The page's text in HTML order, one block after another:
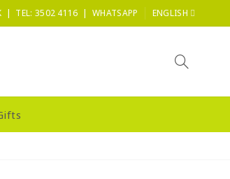
| TEL: 3502 4116 |WHATSAPP ENGLISH